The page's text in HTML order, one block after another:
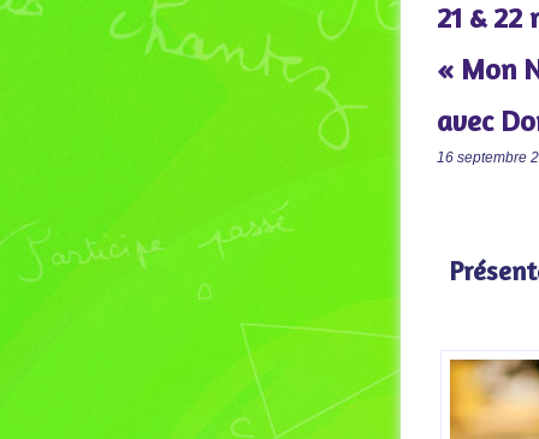
21 &
« Mon
avec
16 septembre